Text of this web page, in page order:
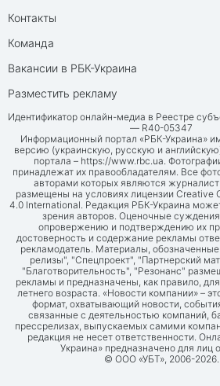
Контакты
Команда
Вакансии в РБК-Украина
Разместить рекламу
Идентификатор онлайн-медиа в Реестре
— R40-05347
Информационный портал «РБК-Украина»
версию (украинскую, русскую и
портала – https://www.rbc.ua.
принадлежат их правообладателям. Все
авторами которых являются
размещены на условиях лицензии Creative
4.0 International. Редакция РБК-Украина
зрения авторов. Оценочные
опровержению и подтверждению их
достоверность и содержание рекламы
рекламодатель. Материалы,
релизы", "Спецпроект", "Партнерский
"Благотворительность", "Резонанс"
рекламы и предназначены, как правило,
летнего возраста. «Новости компании» –
формат, охватывающий новости,
связанные с деятельностью компаний,
прессрелизах, выпускаемых самими
редакция не несет ответственности.
Украина» предназначено для лиц
© ООО «УБТ», 2006-2026.